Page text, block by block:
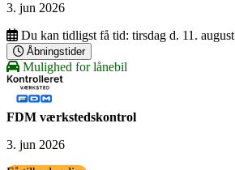
3. jun 2026
Du kan tidligst få tid: tirsdag d. 11. august
Åbningstider
Mulighed for lånebil
FDM værkstedskontrol
3. jun 2026